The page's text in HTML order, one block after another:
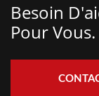
Besoin
Pour Vous.